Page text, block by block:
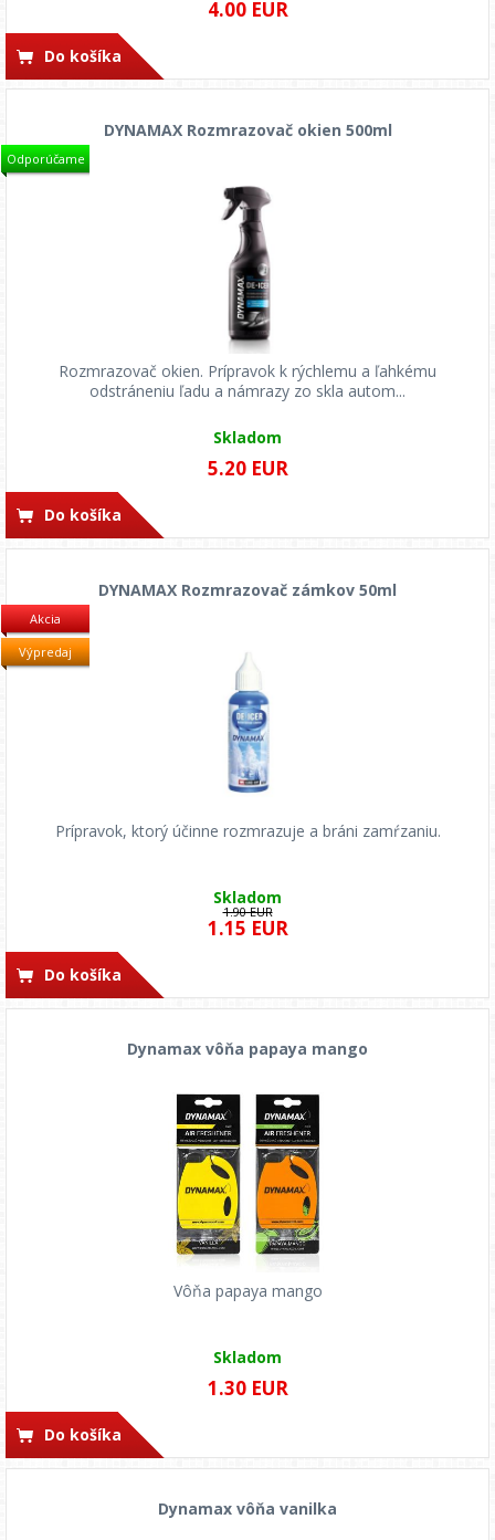
4.00 EUR
Do košíka
Odporúčame
DYNAMAX Rozmrazovač okien 500ml
Rozmrazovač okien. Prípravok k rýchlemu a ľahkému
odstráneniu ľadu a námrazy zo skla autom...
Skladom
5.20 EUR
Do košíka
Akcia
Výpredaj
DYNAMAX Rozmrazovač zámkov 50ml
Prípravok, ktorý účinne rozmrazuje a bráni zamŕzaniu.
Skladom
1.15 EUR
1.90 EUR
Do košíka
Dynamax vôňa papaya mango
Vôňa papaya mango
Skladom
1.30 EUR
Do košíka
Dynamax vôňa vanilka